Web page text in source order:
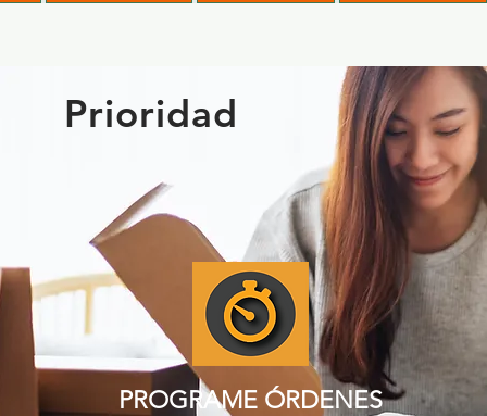
Prioridad
PROGRAME ÓRDENES